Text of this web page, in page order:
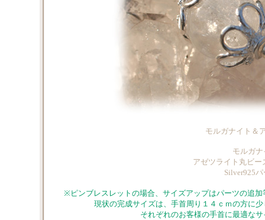
モルガナイト＆
モルガ
アゼツライト丸ビー
Silver925
※ピンブレスレットの場合、サイズアップはパーツの追
現状の完成サイズは、手首周り１４ｃｍの方に
それぞれのお客様の手首に最適な